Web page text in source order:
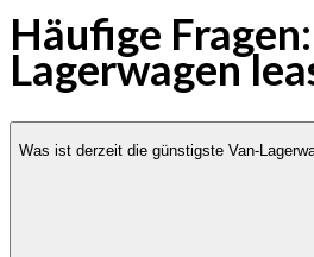
Häufige
Lagerwagen
Was ist derzeit die günstigste Van-